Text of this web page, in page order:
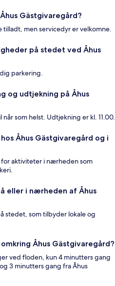
Gästgivaregård?
men servicedyr er velkomne.
på stedet ved Åhus
parkering.
og udtjekning på Åhus
som helst. Udtjekning er kl. 11.00.
Åhus Gästgivaregård og i
aktiviteter i nærheden som
eller i nærheden af Åhus
stedet, som tilbyder lokale og
Åhus Gästgivaregård?
ved floden, kun 4 minutters gang
3 minutters gang fra Åhus